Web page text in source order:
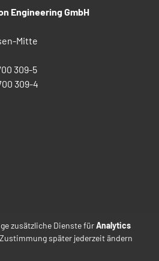
Engineering GmbH
Mitte
309-5
309-4
zusätzliche Dienste fürAnalytics
später jederzeit ändern